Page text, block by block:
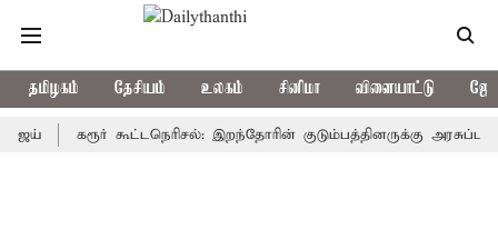
தமிழகம் தேசியம் உலகம் சினிமா விளையாட்டு
கரூர் கூட்டநெரிசல்: இறந்தோரின் குடும்பத்தினருக்கு அரசுப்பணி